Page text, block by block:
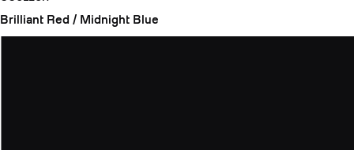
Brilliant Red / Midnight Blue